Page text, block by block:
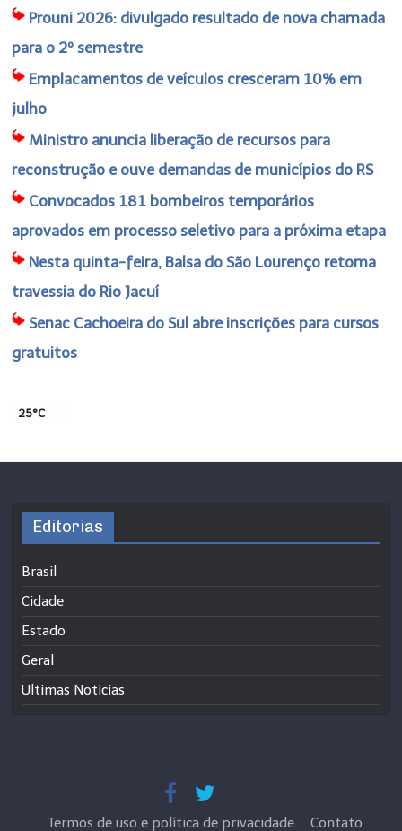
Prouni 2026: divulgado resultado de nova chamada
para o 2º semestre
Emplacamentos de veículos cresceram 10% em
julho
Ministro anuncia liberação de recursos para
reconstrução e ouve demandas de municípios do RS
Convocados 181 bombeiros temporários
aprovados em processo seletivo para a próxima etapa
Nesta quinta-feira, Balsa do São Lourenço retoma
travessia do Rio Jacuí
Senac Cachoeira do Sul abre inscrições para cursos
gratuitos
25°C
Editorias
Brasil
Cidade
Estado
Geral
Ultimas Noticias
Termos de uso e política de privacidade Contato